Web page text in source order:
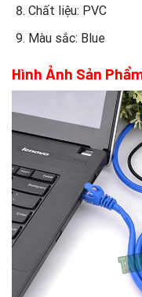
Chất liệu: PVC
Màu sắc: Blue
Hình Ảnh Sản